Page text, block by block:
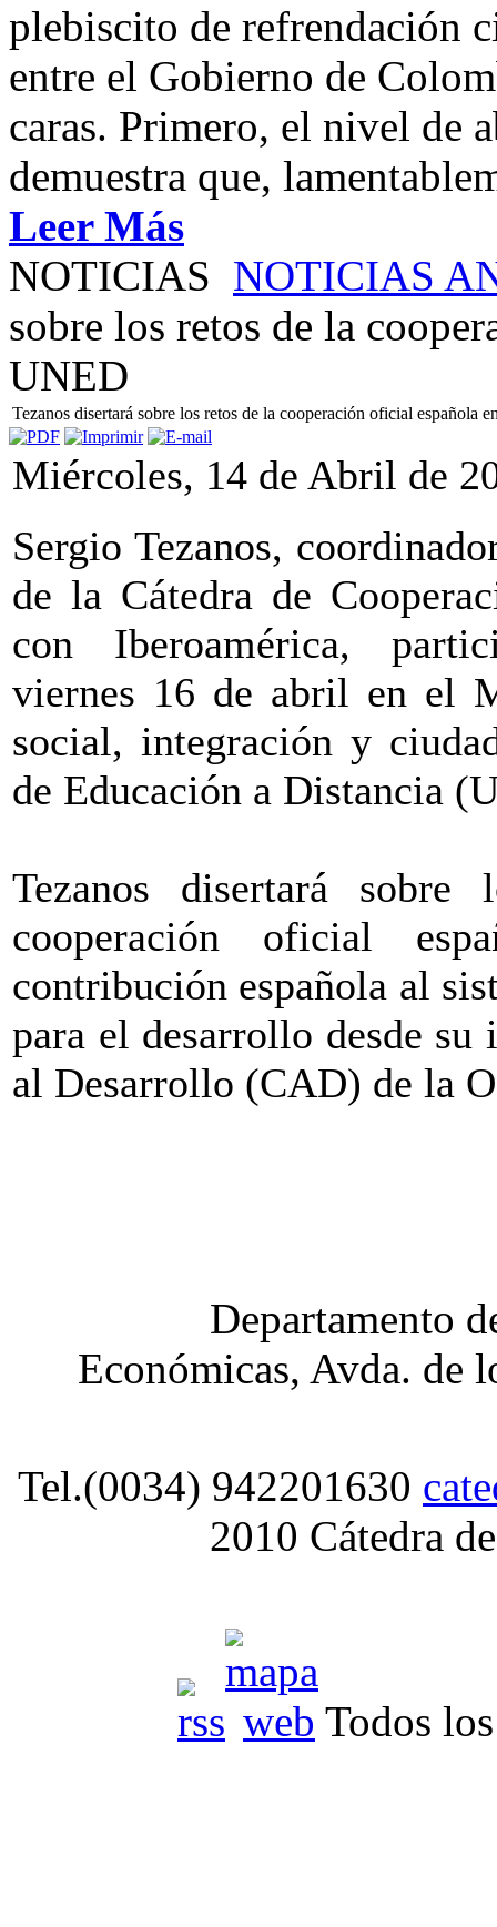
plebiscito de refrendación
entre el Gobierno de
caras. Primero, el nivel de
demuestra que,
Leer Más
NOTICIAS NOTICIAS
sobre los retos de la
UNED
Tezanos disertará sobre los retos de la cooperación oficial española
Miércoles, 14 de Abril de
Sergio Tezanos,
de la Cátedra de
con Iberoamérica,
viernes 16 de abril en el
social, integración y
de Educación a Distancia
Tezanos disertará
cooperación oficial
contribución española al
para el desarrollo desde
al Desarrollo (CAD) de la
Departamento
Económicas, Avda. de
Tel.(0034) 942201630
2010 Cátedra
Todos